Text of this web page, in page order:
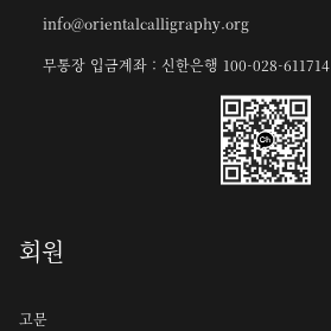
info@orientalcalligraphy.org
무통장 입금계좌 : 신한은행 100-028-611714
회원
고문